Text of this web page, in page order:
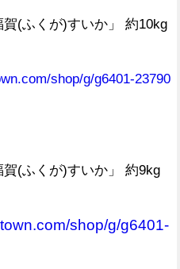
(ふくが)すいか」 約10kg
shop/g/g6401-23790
(ふくが)すいか」 約9kg
shop/g/g6401-